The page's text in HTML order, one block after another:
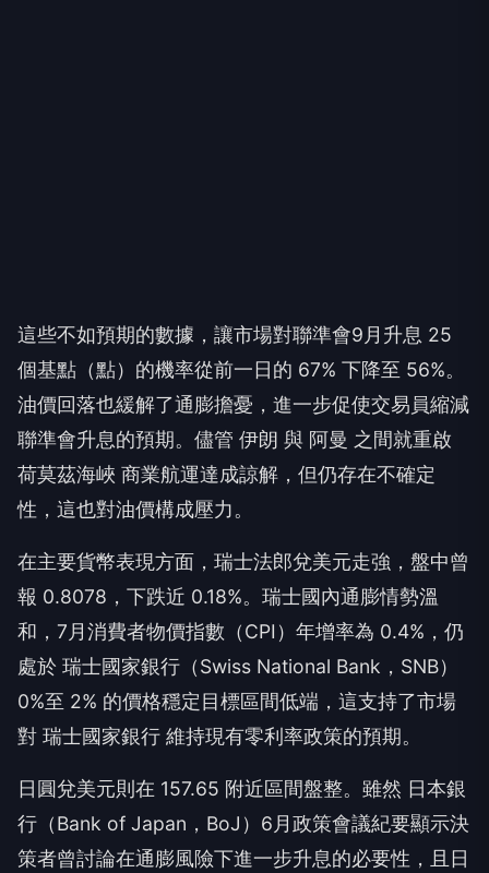
這些不如預期的數據，讓市場對聯準會9月升息 25
個基點（點）的機率從前一日的 67% 下降至 56%。
油價回落也緩解了通膨擔憂，進一步促使交易員縮減
聯準會升息的預期。儘管 伊朗 與 阿曼 之間就重啟
荷莫茲海峽 商業航運達成諒解，但仍存在不確定
性，這也對油價構成壓力。
在主要貨幣表現方面，瑞士法郎兌美元走強，盤中曾
報 0.8078，下跌近 0.18%。瑞士國內通膨情勢溫
和，7月消費者物價指數（CPI）年增率為 0.4%，仍
處於 瑞士國家銀行（Swiss National Bank，SNB）
0%至 2% 的價格穩定目標區間低端，這支持了市場
對 瑞士國家銀行 維持現有零利率政策的預期。
日圓兌美元則在 157.65 附近區間盤整。雖然 日本銀
行（Bank of Japan，BoJ）6月政策會議紀要顯示決
策者曾討論在通膨風險下進一步升息的必要性，且日